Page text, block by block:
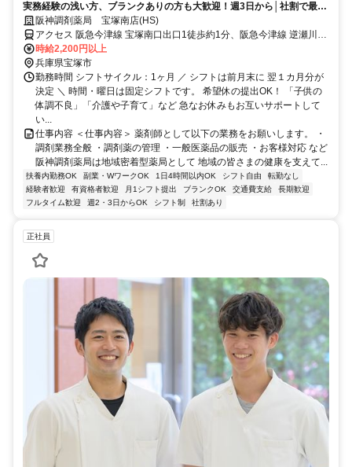
実務経験の浅い方、ブランクありの方も大歓迎！週3日から│社割で最大
30％オフ♪
阪神調剤薬局 宝塚南店(HS)
アクセス 阪急今津線 宝塚南口出口1徒歩約1分、阪急今津線 逆瀬川東
口徒歩約12分、阪急今津線 宝塚出口1(阪急)徒歩約14分 0
時給2,200円以上
兵庫県宝塚市
勤務時間 シフトサイクル：1ヶ月 ／ シフトは前月末に 翌１カ月分が
決定 ＼ 時間・曜日は固定シフトです。 希望休の提出OK！ 「子供の
体調不良」「介護や子育て」など 急なお休みもお互いサポートして
い...
仕事内容 ＜仕事内容＞ 薬剤師として以下の業務をお願いします。 ・
調剤業務全般 ・調剤薬の管理 ・一般医薬品の販売 ・お客様対応 など
阪神調剤薬局は地域密着型薬局として 地域の皆さまの健康を支えて...
扶養内勤務OK 副業・WワークOK 1日4時間以内OK シフト自由
転勤なし
経験者歓迎
有資格者歓迎 月1シフト提出 ブランクOK 交通費支給
長期歓迎
フルタイム歓迎
週2・3日からOK シフト制 社割あり
正社員